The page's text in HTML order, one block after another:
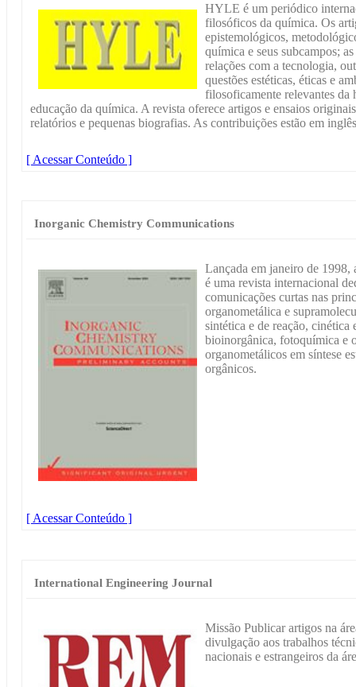
HYLE é um periódico
filosóficos da química. Os
epistemológicos,
química e seus subcampos;
relações com a tecnologia,
questões estéticas, éticas e
filosoficamente relevantes
educação da química. A revista oferece artigos e ensaios
relatórios e pequenas biografias. As contribuições estão em
[ Acessar Conteúdo ]
Inorganic Chemistry Communications
Lançada em janeiro de
é uma revista internacional
comunicações curtas nas
organometálica e
sintética e de reação, cinética
bioinorgânica, fotoquímica e
organometálicos em síntese
orgânicos.
[ Acessar Conteúdo ]
International Engineering Journal
Missão Publicar artigos na
divulgação aos trabalhos
nacionais e estrangeiros da